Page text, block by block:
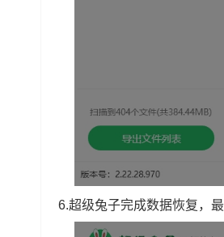
6.超级兔子完成数据恢复，